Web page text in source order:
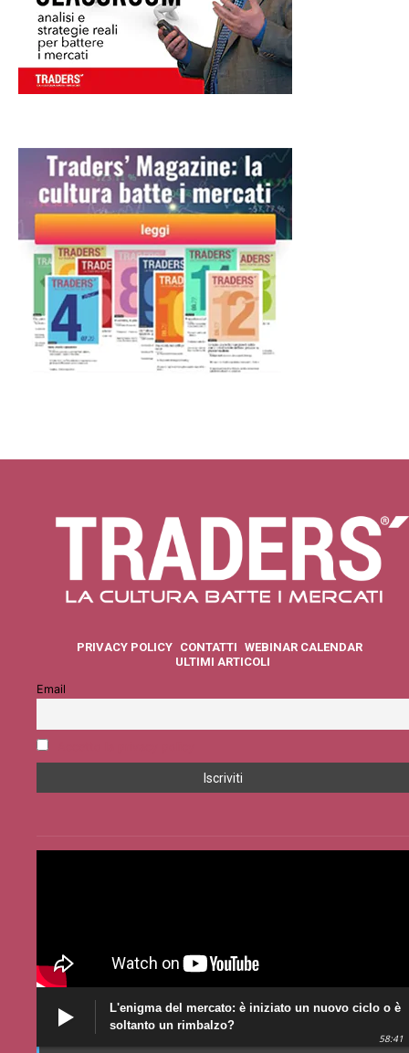
PRIVACY POLICY CONTATTI WEBINAR CALENDAR
ULTIMI ARTICOLI
Email
L'enigma del mercato: è iniziato un nuovo ciclo o è
soltanto un rimbalzo?
58:41